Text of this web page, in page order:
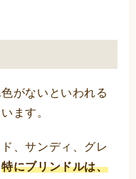
がないといわれる
ます。
、サンディ、グレ
特にブリンドルは、